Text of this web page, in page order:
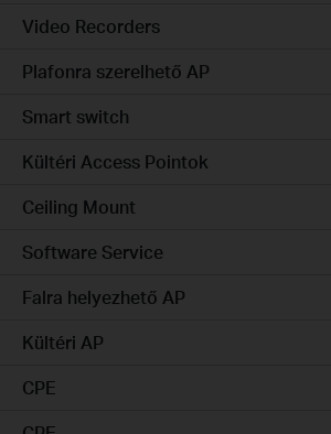
Video Recorders
Plafonra szerelhető AP
Smart switch
Kültéri Access Pointok
Ceiling Mount
Software Service
Falra helyezhető AP
Kültéri AP
CPE